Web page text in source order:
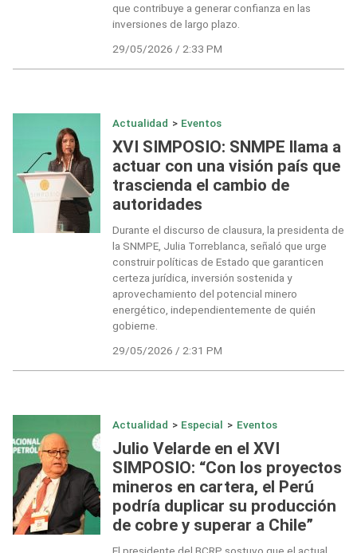
que contribuye a generar confianza en las
inversiones de largo plazo.
29/05/2026 / 2:33 PM
Actualidad > Eventos
XVI SIMPOSIO: SNMPE llama a
actuar con una visión país que
trascienda el cambio de
autoridades
Durante el discurso de clausura, la presidenta de
la SNMPE, Julia Torreblanca, señaló que urge
construir políticas de Estado que garanticen
certeza jurídica, inversión sostenida y
aprovechamiento del potencial minero
energético, independientemente de quién
gobierne.
29/05/2026 / 2:31 PM
Actualidad > Especial > Eventos
Julio Velarde en el XVI
SIMPOSIO: “Con los proyectos
mineros en cartera, el Perú
podría duplicar su producción
de cobre y superar a Chile”